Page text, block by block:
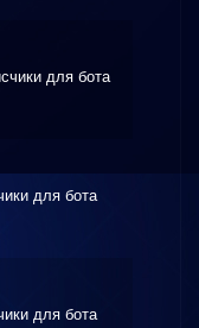
для бота
для бота
для бота